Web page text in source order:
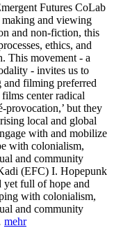
Futures CoLab
making and viewing
and non-fiction, this
ethics, and
This movement - a
- invites us to
and filming preferred
center radical
provocation,’ but they
local and global
with and mobilize
with colonialism,
and community
(EFC) I. Hopepunk
yet full of hope and
with colonialism,
and community
mehr